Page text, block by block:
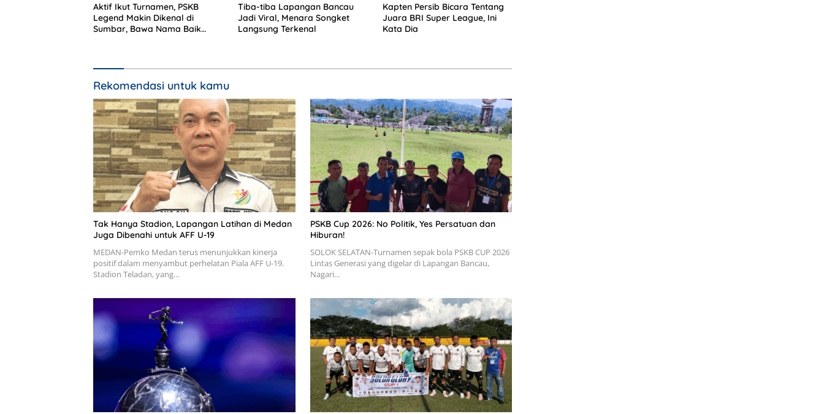
Aktif Ikut Turnamen, PSKB
Legend Makin Dikenal di
Sumbar, Bawa Nama Baik
Tiba-tiba Lapangan Bancau
Jadi Viral, Menara Songket
Langsung Terkenal
Kapten Persib Bicara Tentang
Juara BRI Super League, Ini
Kata Dia
Rekomendasi untuk kamu
Tak Hanya Stadion, Lapangan Latihan di Medan
Juga Dibenahi untuk AFF U-19
MEDAN-Pemko Medan terus menunjukkan kinerja
positif dalam menyambut perhelatan Piala AFF U-19.
Stadion Teladan, yang…
PSKB Cup 2026: No Politik, Yes Persatuan dan
Hiburan!
SOLOK SELATAN-Turnamen sepak bola PSKB CUP 2026
Lintas Generasi yang digelar di Lapangan Bancau,
Nagari…